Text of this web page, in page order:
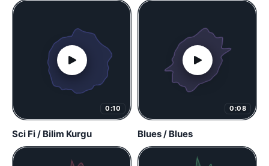
0:10
Sci Fi / Bilim Kurgu
0:08
Blues / Blues